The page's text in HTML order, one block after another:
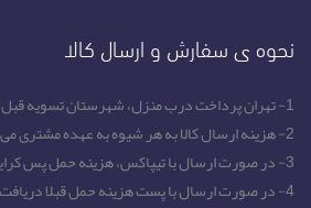
نحوه ی سفارش و ارسال کالا
1- تهران پرداخت درب منزل، شهرستان تسویه قبل از ارسال
2- هزینه ارسال کالا به هر شیوه به عهده مشتری می باشد
3- در صورت ارسال با تیپاکس، هزینه حمل پس کرایه می شود
4- در صورت ارسال با پست هزینه حمل قبلا دریافت می گردد